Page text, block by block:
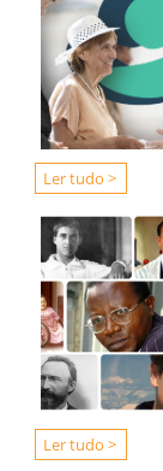
Ler tudo >
Ler tudo >